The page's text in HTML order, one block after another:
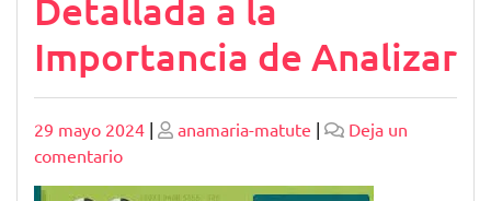
Detallada a la
Importancia de Analizar
Publicado
29 mayo 2024 | Publicado
anamaria-matute |
Deja un
comentarioen
Profundizando